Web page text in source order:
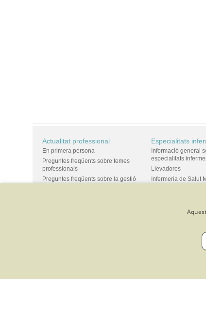
Actualitat professional
En primera persona
Preguntes freqüents sobre temes
professionals
Preguntes freqüents sobre la gestió
Agenda professional
Especialitats
Informació general
especialitats
Llevadores
Infermeria de Salut
Infermeria Pediàtrica
Infermeria Familiar
Medicoquirúrgiques